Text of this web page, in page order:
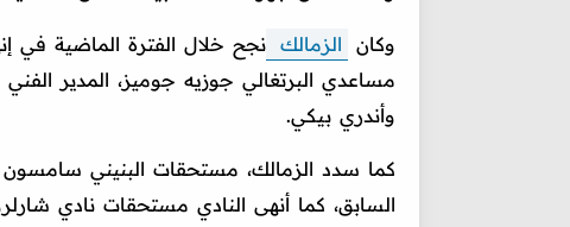
وكان الزمالك نجح خلال الفترة الماضية في
مساعدي البرتغالي جوزيه جوميز، المدير
وأندري بيكي.
كما سدد الزمالك، مستحقات البنيني سامسون
السابق، كما أنهى النادي مستحقات نادي